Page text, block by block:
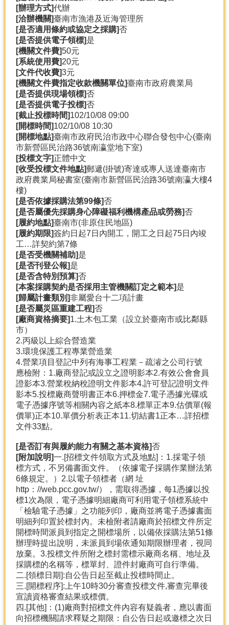
[辦理方式]代辦
[洽辦機關]臺南市漁港及近海管理所
[是否適用條約或協定之採購]否
[是否提供電子領標]是
[機關文件費]50元
[系統使用費]20元
[文件代收費]3元
[機關文件費指定收款機關單位]臺南市政府農業局
[是否提供現場領標]否
[是否提供電子投標]否
[截止投標時間]102/10/08 09:00
[開標時間]102/10/08 10:30
[開標地點]臺南市政府民治市政中心聯合發包中心(臺南
市新營區民治路36號南瀛堂地下室)
[投標文字]正體中文
[收受投標文件地點]郵遞(掛號)寄達或專人送達臺南市
政府農業局秘書室(臺南市新營區民治路36號南瀛大樓4
樓)
[是否依據採購法第99條]否
[是否屬優先採購身心障礙福利機構產品或勞務]否
[履約地點]臺南市(非原住民地區)
[履約期限]簽約日起7日內開工，開工之日起75日內竣
工…詳契約第7條
[是否受機關補助]是
[是否刊登公報]是
[是否含特別預算]否
[本案採購契約是否採用主管機關訂定之範本]是
[歸屬計畫類別]非屬愛台十二項計畫
[是否屬災區重建工程]否
[廠商資格摘要]1.土木包工業（設立於臺南市或比鄰縣
市）
2.丙級以上綜合營造業
3.環境保護工程專業營造業
4.營業項目登記中列有海事工程業－疏濬之公司行號
應檢附：1.廠商登記或設立之證明影本2.有效公會會員
證影本3.營業稅納稅證明文件影本4.許可登記證明文件
影本5.投標廠商聲明書正本6.押標金7.電子憑據光碟或
電子憑據序號等相關內容之紙本8.標單正本9.估價單(報
價單)正本10.單價分析表正本11.切結書1正本…詳招標
文件33點。
[是否訂有與履約能力有關之基本資格]否
[附加說明]一.[招標文件領取方式及地點]：1.採電子領
標方式，不另備書面文件。（依據電子採購作業辦法第
6條規定。）2.以電子領標者（網 址
http：//web.pcc.gov.tw/），需取得憑據，每1憑據以投
標1次為限，電子憑據明細廠商可利用電子領標系統中
「檢驗電子憑據」之功能列印，廠商並將電子憑據書面
明細列印置於標封內。未檢附者請廠商於招標文件所定
開標時間派員到指定之開標場所，以備依採購法第51條
辦理時提出說明，未派員到場依通知期限辦理者，視同
放棄。3.投標文件所附之標封需標示廠商名稱、地址及
採購標的名稱等，標單封、證件封廠商可自行準備。
二.[領標日期]:自公告日起至截止投標時間止。
三.[開標程序]:上午10時30分審查投標文件,審查完畢後
宣讀資格審查結果或標價。
四.[其他]：(1)廠商對招標文件內容有疑義者，應以書面
向招標機關請求釋疑之期限：自公告日起或邀標之次日